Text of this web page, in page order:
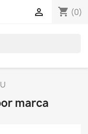
shopping_cart (0)

marca